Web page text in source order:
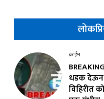
क्राईम
धडक देऊन
विहिरीत